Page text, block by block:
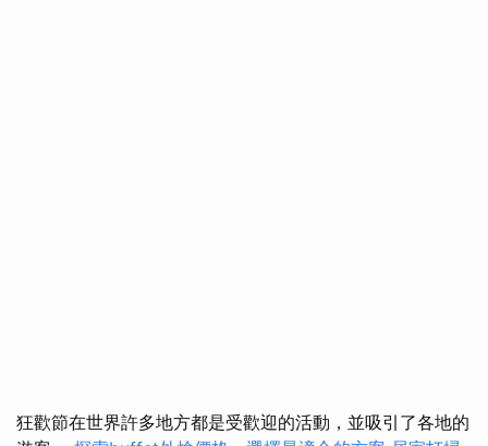
狂歡節在世界許多地方都是受歡迎的活動，並吸引了各地的